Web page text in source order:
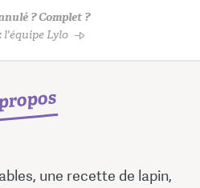
? Complet ?
l'équipe Lylo
une recette de lapin,